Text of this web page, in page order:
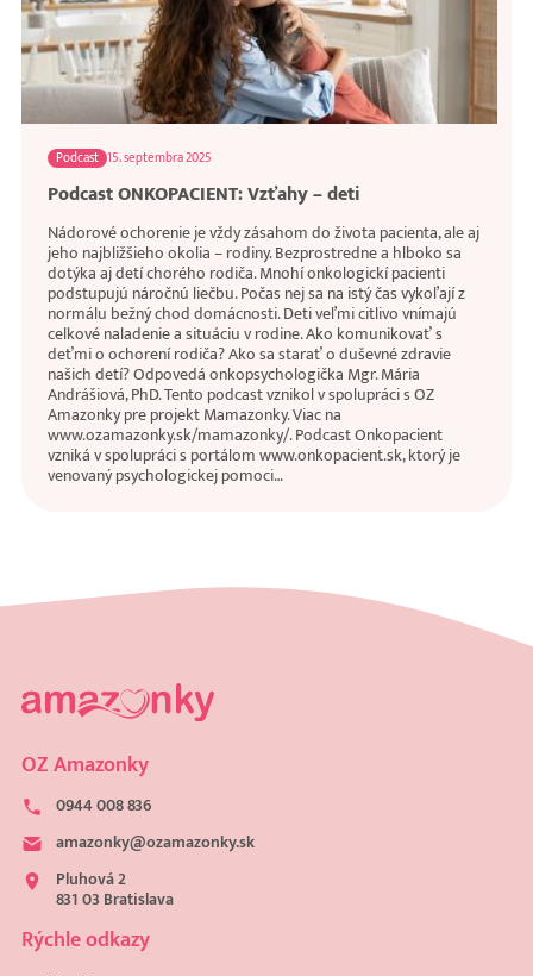
Podcast 15. septembra 2025
Podcast ONKOPACIENT: Vzťahy – deti
Nádorové ochorenie je vždy zásahom do života pacienta, ale aj
jeho najbližšieho okolia – rodiny. Bezprostredne a hlboko sa
dotýka aj detí chorého rodiča. Mnohí onkologickí pacienti
podstupujú náročnú liečbu. Počas nej sa na istý čas vykoľají z
normálu bežný chod domácnosti. Deti veľmi citlivo vnímajú
celkové naladenie a situáciu v rodine. Ako komunikovať s
deťmi o ochorení rodiča? Ako sa starať o duševné zdravie
našich detí? Odpovedá onkopsychologička Mgr. Mária
Andrášiová, PhD. Tento podcast vznikol v spolupráci s OZ
Amazonky pre projekt Mamazonky. Viac na
www.ozamazonky.sk/mamazonky/. Podcast Onkopacient
vzniká v spolupráci s portálom www.onkopacient.sk, ktorý je
venovaný psychologickej pomoci…
OZ Amazonky
0944 008 836
amazonky@ozamazonky.sk
Pluhová 2
831 03 Bratislava
Rýchle odkazy